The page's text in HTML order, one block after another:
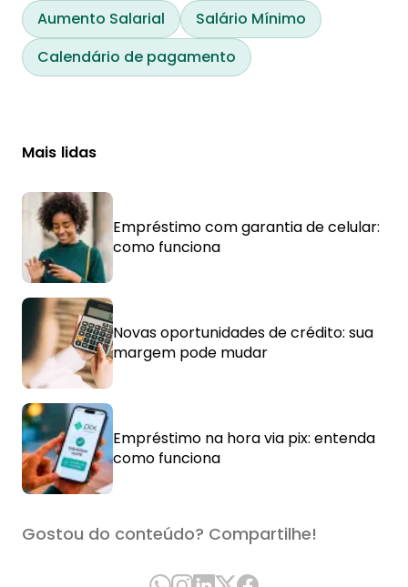
Aumento Salarial
Salário Mínimo
Calendário de pagamento
Mais lidas
Empréstimo com garantia de celular:
como funciona
Novas oportunidades de crédito: sua
margem pode mudar
Empréstimo na hora via pix: entenda
como funciona
Gostou do conteúdo? Compartilhe!